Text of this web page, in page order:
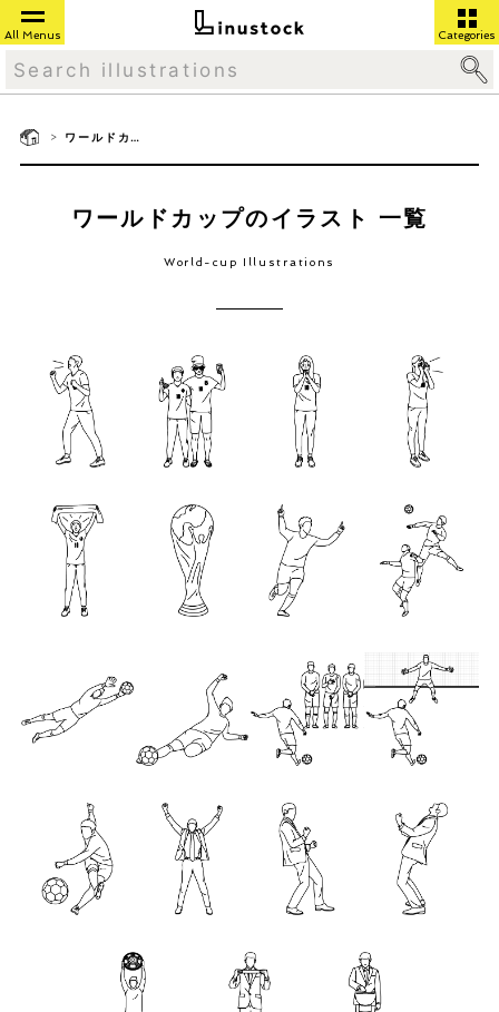
All Menus Categories
> ワールドカップ
ワールドカップのイラスト 一覧
World-cup Illustrations